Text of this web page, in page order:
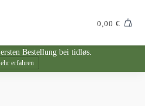
0,00 €
Bestellung bei tidløs.
erfahren